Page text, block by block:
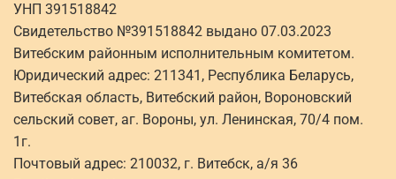
УНП 391518842
Свидетельство №391518842 выдано 07.03.2023
Витебским районным исполнительным комитетом.
Юридический адрес: 211341, Республика Беларусь,
Витебская область, Витебский район, Вороновский
сельский совет, аг. Вороны, ул. Ленинская, 70/4 пом.
1г.
Почтовый адрес: 210032, г. Витебск, а/я 36